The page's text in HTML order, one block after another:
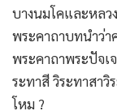
บางนมโคและหลว
พระคาถาบทนำว่า
พระคาถาพระปัจเ
ระทาสี วิระทาสา
โหม ?